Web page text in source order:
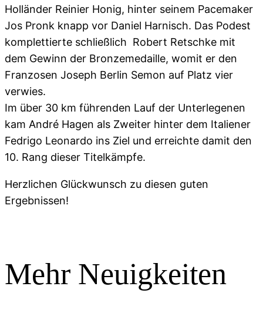
Holländer Reinier Honig, hinter seinem Pacemaker
Jos Pronk knapp vor Daniel Harnisch. Das Podest
komplettierte schließlich Robert Retschke mit
dem Gewinn der Bronzemedaille, womit er den
Franzosen Joseph Berlin Semon auf Platz vier
verwies.
Im über 30 km führenden Lauf der Unterlegenen
kam André Hagen als Zweiter hinter dem Italiener
Fedrigo Leonardo ins Ziel und erreichte damit den
10. Rang dieser Titelkämpfe.
Herzlichen Glückwunsch zu diesen guten
Ergebnissen!
Mehr Neuigkeiten